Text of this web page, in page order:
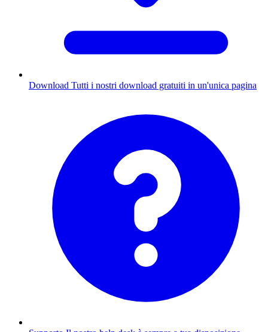
Download Tutti i nostri download gratuiti in un'unica pagina